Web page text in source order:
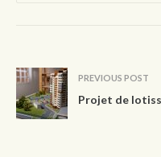
PREVIOUS POST
Projet de